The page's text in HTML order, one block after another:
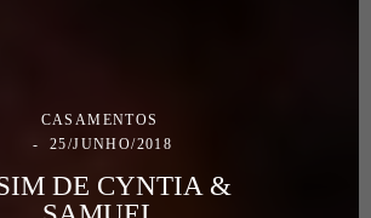
CASAMENTOS
25/JUNHO/2018
DE CYNTIA &